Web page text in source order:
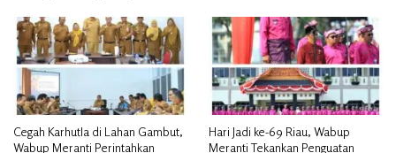
Cegah Karhutla di Lahan Gambut,
Wabup Meranti Perintahkan
Hari Jadi ke-69 Riau, Wabup
Meranti Tekankan Penguatan